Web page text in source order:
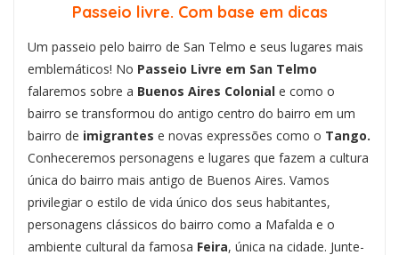
Passeio livre. Com base em dicas
Um passeio pelo bairro de San Telmo e seus lugares mais
emblemáticos! No Passeio Livre em San Telmo
falaremos sobre a Buenos Aires Colonial e como o
bairro se transformou do antigo centro do bairro em um
bairro de imigrantes e novas expressões como o Tango.
Conheceremos personagens e lugares que fazem a cultura
única do bairro mais antigo de Buenos Aires. Vamos
privilegiar o estilo de vida único dos seus habitantes,
personagens clássicos do bairro como a Mafalda e o
ambiente cultural da famosa Feira, única na cidade. Junte-